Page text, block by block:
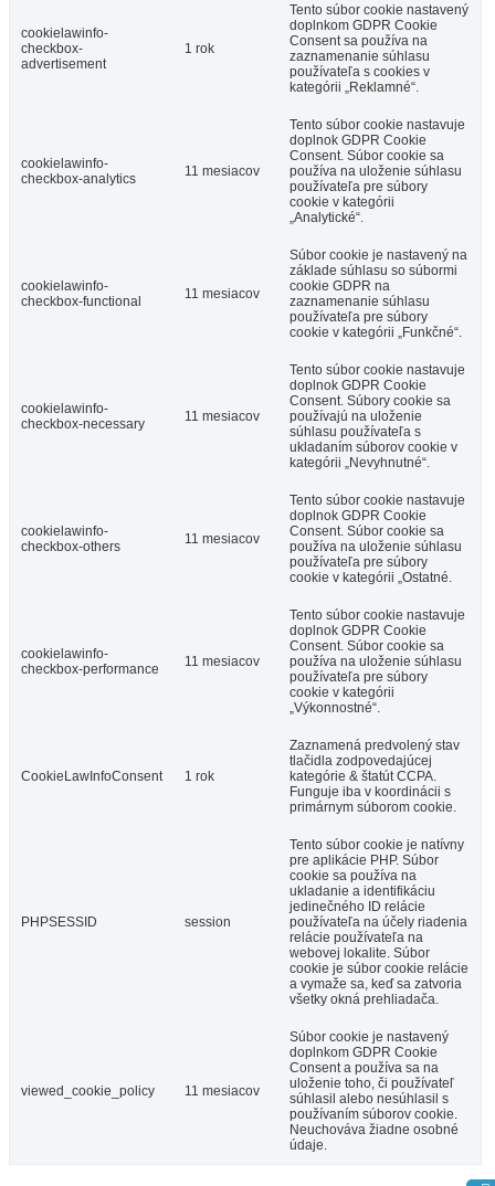
cookielawinfo-
checkbox-
advertisement
1 rok
Tento súbor cookie nastavený
doplnkom GDPR Cookie
Consent sa používa na
zaznamenanie súhlasu
používateľa s cookies v
kategórii „Reklamné“.
cookielawinfo-
checkbox-analytics
11 mesiacov
Tento súbor cookie nastavuje
doplnok GDPR Cookie
Consent. Súbor cookie sa
používa na uloženie súhlasu
používateľa pre súbory
cookie v kategórii
„Analytické“.
cookielawinfo-
checkbox-functional
11 mesiacov
Súbor cookie je nastavený na
základe súhlasu so súbormi
cookie GDPR na
zaznamenanie súhlasu
používateľa pre súbory
cookie v kategórii „Funkčné“.
cookielawinfo-
checkbox-necessary
11 mesiacov
Tento súbor cookie nastavuje
doplnok GDPR Cookie
Consent. Súbory cookie sa
používajú na uloženie
súhlasu používateľa s
ukladaním súborov cookie v
kategórii „Nevyhnutné“.
cookielawinfo-
checkbox-others
11 mesiacov
Tento súbor cookie nastavuje
doplnok GDPR Cookie
Consent. Súbor cookie sa
používa na uloženie súhlasu
používateľa pre súbory
cookie v kategórii „Ostatné.
cookielawinfo-
checkbox-performance
11 mesiacov
Tento súbor cookie nastavuje
doplnok GDPR Cookie
Consent. Súbor cookie sa
používa na uloženie súhlasu
používateľa pre súbory
cookie v kategórii
„Výkonnostné“.
CookieLawInfoConsent 1 rok
Zaznamená predvolený stav
tlačidla zodpovedajúcej
kategórie & štatút CCPA.
Funguje iba v koordinácii s
primárnym súborom cookie.
PHPSESSID session
Tento súbor cookie je natívny
pre aplikácie PHP. Súbor
cookie sa používa na
ukladanie a identifikáciu
jedinečného ID relácie
používateľa na účely riadenia
relácie používateľa na
webovej lokalite. Súbor
cookie je súbor cookie relácie
a vymaže sa, keď sa zatvoria
všetky okná prehliadača.
viewed_cookie_policy 11 mesiacov
Súbor cookie je nastavený
doplnkom GDPR Cookie
Consent a používa sa na
uloženie toho, či používateľ
súhlasil alebo nesúhlasil s
používaním súborov cookie.
Neuchováva žiadne osobné
údaje.